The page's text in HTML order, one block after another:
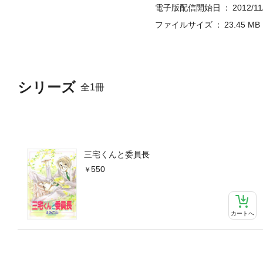
シリーズ 全1冊
三宅くんと委員長
550
カートへ
電子版配信開始日
2012/
ファイルサイズ
23.45 MB